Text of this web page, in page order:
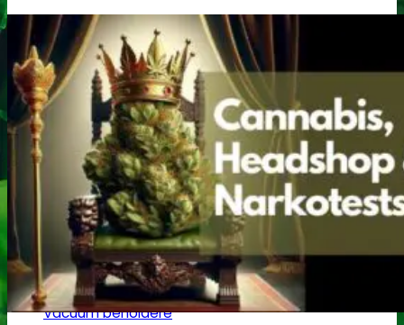
Jointpapir og filter
King Size Jointpapir
Slim Size Jointpapir
Filtertips
Blunt wraps
SmokersPack
Smokers Choice
Opbevaring og transport
Vacuum beholdere